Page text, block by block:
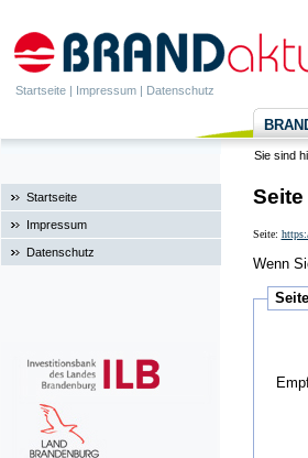
Startseite | Impressum | Datenschutz
Sie sind
Startseite
Impressum
Datenschutz
Seite:
Wenn